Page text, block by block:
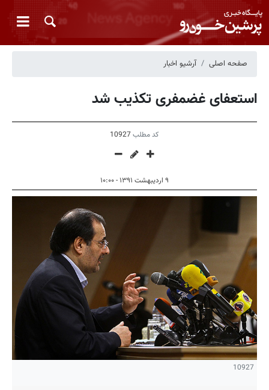
صفحه اصلی آرشیو اخبار
استعفای غضمفری تكذیب شد
کد مطلب 10927
۹ اردیبهشت ۱۳۹۱ - ۱۰:۰۰
10927